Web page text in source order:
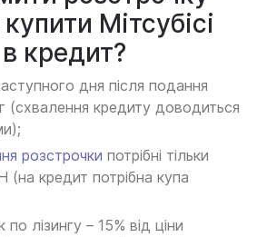
Мітсубісі
кредит?
дня після подання
(схвалення кредиту доводиться
розстрочки потрібні тільки
(на кредит потрібна купа
лізингу – 15% від ціни